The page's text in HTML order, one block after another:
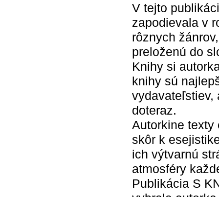
V tejto
zapodievala v
rôznych
preloženú do
Knihy si
knihy sú
vydavateľstiev,
doteraz.
Autorkine texty
skôr k
ich výtvarnú
atmosféry
Publikácia S